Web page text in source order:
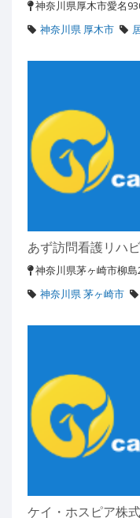
神奈川県厚木市愛名
神奈川県 厚木市
あず訪問看護リハ
神奈川県茅ヶ崎市柳
神奈川県 茅ヶ崎市
ケイ・ホスピア株